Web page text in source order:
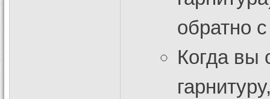
обратно
Когда вы